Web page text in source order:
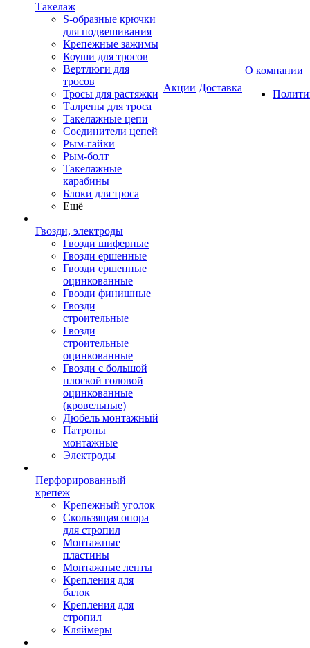
Такелаж
S-образные крючки
для подвешивания
Крепежные зажимы
Коуши для тросов
Вертлюги для
тросов
Тросы для растяжки
Талрепы для троса
Такелажные цепи
Соединители цепей
Рым-гайки
Рым-болт
Такелажные
карабины
Блоки для троса
Ещё
Гвозди, электроды
Гвозди шиферные
Гвозди ершенные
Гвозди ершенные
оцинкованные
Гвозди финишные
Гвозди
строительные
Гвозди
строительные
оцинкованные
Гвозди с большой
плоской головой
оцинкованные
(кровельные)
Дюбель монтажный
Патроны
монтажные
Электроды
Перфорированный
крепеж
Крепежный уголок
Скользящая опора
для стропил
Монтажные
пластины
Монтажные ленты
Крепления для
балок
Крепления для
стропил
Кляймеры
Акции Доставка
О компании